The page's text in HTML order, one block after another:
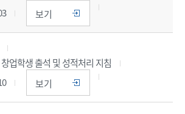
보기
업학생 출석 및 성적처리 지침
보기